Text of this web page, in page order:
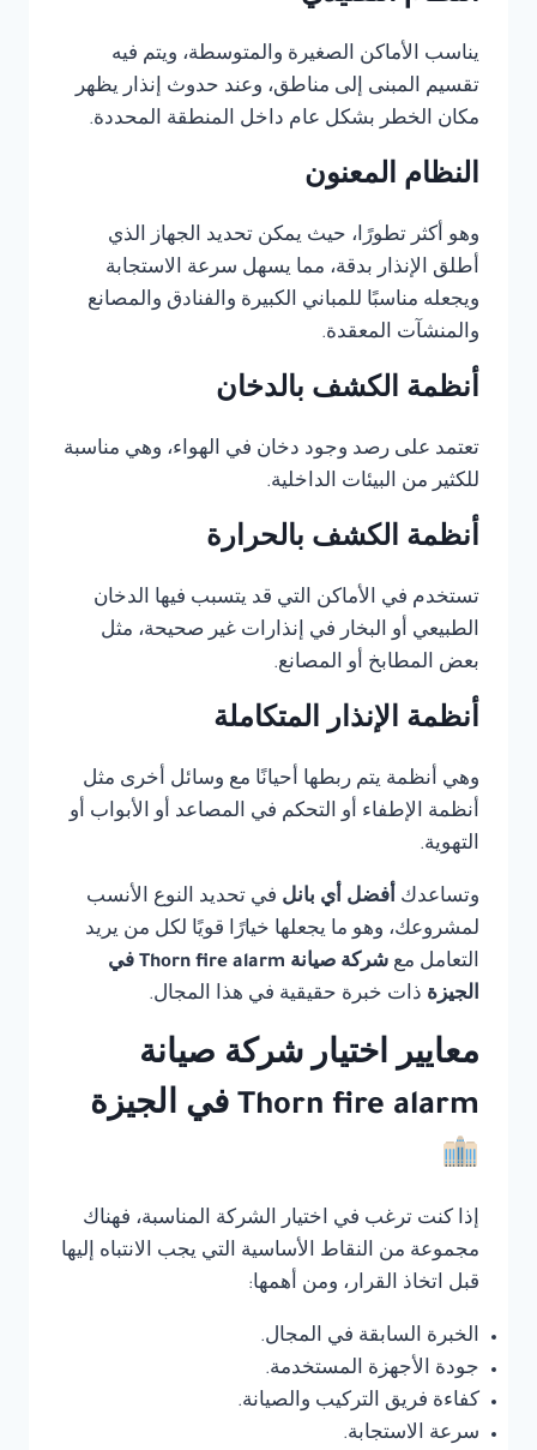
يناسب الأماكن الصغيرة والمتوسطة، ويتم فيه
تقسيم المبنى إلى مناطق، وعند حدوث إنذار يظهر
مكان الخطر بشكل عام داخل المنطقة المحددة.
النظام المعنون
وهو أكثر تطورًا، حيث يمكن تحديد الجهاز الذي
أطلق الإنذار بدقة، مما يسهل سرعة الاستجابة
ويجعله مناسبًا للمباني الكبيرة والفنادق والمصانع
والمنشآت المعقدة.
أنظمة الكشف بالدخان
تعتمد على رصد وجود دخان في الهواء، وهي مناسبة
للكثير من البيئات الداخلية.
أنظمة الكشف بالحرارة
تستخدم في الأماكن التي قد يتسبب فيها الدخان
الطبيعي أو البخار في إنذارات غير صحيحة، مثل
بعض المطابخ أو المصانع.
أنظمة الإنذار المتكاملة
وهي أنظمة يتم ربطها أحيانًا مع وسائل أخرى مثل
أنظمة الإطفاء أو التحكم في المصاعد أو الأبواب أو
التهوية.
وتساعدك أفضل أي بانل في تحديد النوع الأنسب
لمشروعك، وهو ما يجعلها خيارًا قويًا لكل من يريد
التعامل مع
شركة صيانة Thorn fire alarm في
الجيزة ذات خبرة حقيقية في هذا المجال.
معايير اختيار شركة صيانة
Thorn fire alarm في الجيزة
إذا كنت ترغب في اختيار الشركة المناسبة، فهناك
مجموعة من النقاط الأساسية التي يجب الانتباه إليها
قبل اتخاذ القرار، ومن أهمها:
الخبرة السابقة في المجال.
جودة الأجهزة المستخدمة.
كفاءة فريق التركيب والصيانة.
سرعة الاستجابة.